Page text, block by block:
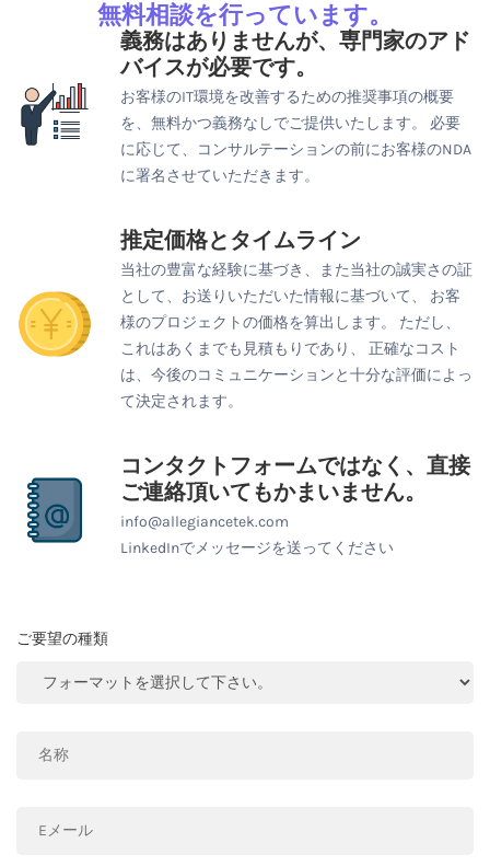
無料相談を行っています。
義務はありませんが、専門家のアド
バイスが必要です。
お客様のIT環境を改善するための推奨事項の概要
を、無料かつ義務なしでご提供いたします。 必要
に応じて、コンサルテーションの前にお客様のNDA
に署名させていただきます。
推定価格とタイムライン
当社の豊富な経験に基づき、また当社の誠実さの証
として、お送りいただいた情報に基づいて、 お客
様のプロジェクトの価格を算出します。 ただし、
これはあくまでも見積もりであり、 正確なコスト
は、今後のコミュニケーションと十分な評価によっ
て決定されます。
コンタクトフォームではなく、直接
ご連絡頂いてもかまいません。
info@allegiancetek.com
LinkedInでメッセージを送ってください
ご要望の種類